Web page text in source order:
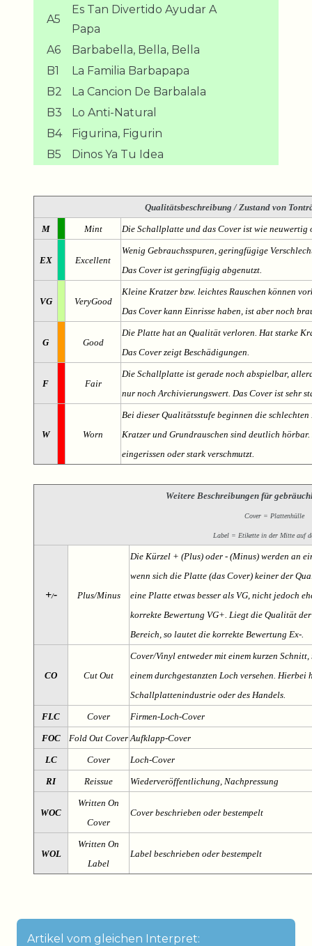
A5
Es Tan Divertido Ayudar A
Papa
A6
Barbabella, Bella, Bella
B1
La Familia Barbapapa
B2
La Cancion De Barbalala
B3
Lo Anti-Natural
B4
Figurina, Figurin
B5
Dinos Ya Tu Idea
Qualitätsbeschreibung / Zustand von
M Mint Die Schallplatte und das Cover ist wie
EX Excellent
Wenig Gebrauchsspuren, geringfügige
Das Cover ist geringfügig abgenutzt.
VG VeryGood
Kleine Kratzer bzw. leichtes Rauschen können
Das Cover kann Einrisse haben, ist aber noch
G Good
Die Platte hat an Qualität verloren. Hat starke
Das Cover zeigt Beschädigungen.
F Fair
Die Schallplatte ist gerade noch abspielbar,
nur noch Archivierungswert. Das Cover ist sehr
W Worn
Bei dieser Qualitätsstufe beginnen die
Kratzer und Grundrauschen sind deutlich
eingerissen oder stark verschmutzt.
Weitere Beschreibungen für
Cover = Plattenhülle
Label = Etikette in der Mitte auf
+/- Plus/Minus
Die Kürzel + (Plus) oder - (Minus) werden an
wenn sich die Platte (das Cover) keiner der
eine Platte etwas besser als VG, nicht jedoch
korrekte Bewertung VG+. Liegt die Qualität
Bereich, so lautet die korrekte Bewertung Ex-.
CO Cut Out
Cover/Vinyl entweder mit einem kurzen
einem durchgestanzten Loch versehen. Hierbei
Schallplattenindustrie oder des Handels.
FLC Cover Firmen-Loch-Cover
FOC Fold Out Cover Aufklapp-Cover
LC Cover Loch-Cover
RI Reissue Wiederveröffentlichung, Nachpressung
WOC
Written On
Cover
Cover beschrieben oder bestempelt
WOL
Written On
Label
Label beschrieben oder bestempelt
Artikel vom gleichen Interpret: